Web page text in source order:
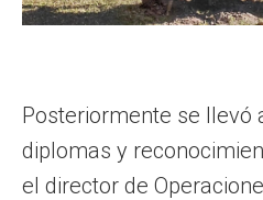
Posteriormente se llevó
diplomas y
el director de